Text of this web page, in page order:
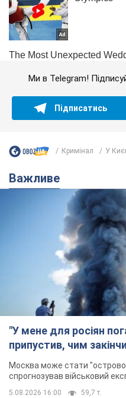
Ми в Telegram!
Підписатись
Кримінал У
Важливе
"У мене для росіян
припустив, чим
Москва може стати
спрогнозував військовий
5.08.2026 16:00 59,7 т.